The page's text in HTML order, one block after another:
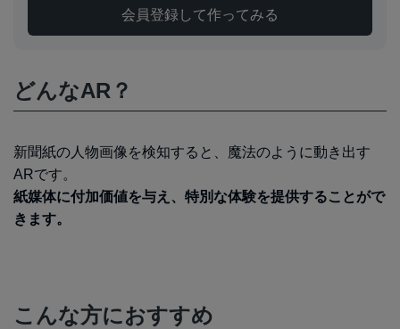
会員登録して作ってみる
どんなAR？
新聞紙の人物画像を検知すると、魔法のように動き出す
ARです。
紙媒体に付加価値を与え、特別な体験を提供することがで
きます。
こんな方におすすめ